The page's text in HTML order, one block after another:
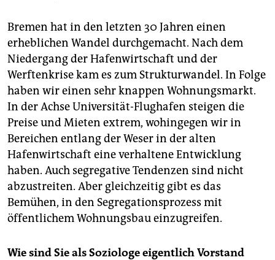
Bremen hat in den letzten 30 Jahren einen
erheblichen Wandel durchgemacht. Nach dem
Niedergang der Hafenwirtschaft und der
Werftenkrise kam es zum Strukturwandel. In Folge
haben wir einen sehr knappen Wohnungsmarkt.
In der Achse Universität-Flughafen steigen die
Preise und Mieten extrem, wohingegen wir in
Bereichen entlang der Weser in der alten
Hafenwirtschaft eine verhaltene Entwicklung
haben. Auch segregative Tendenzen sind nicht
abzustreiten. Aber gleichzeitig gibt es das
Bemühen, in den Segregationsprozess mit
öffentlichem Wohnungsbau einzugreifen.
Wie sind Sie als Soziologe eigentlich Vorstand